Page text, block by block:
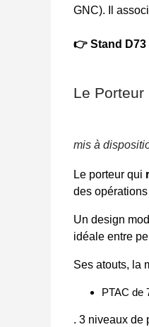
GNC). Il
👉 Stand D73
Le Porteur
mis à
Le porteur qui
des
Un design
idéale entre
Ses atouts, la
PTAC de
. 3 niveaux de